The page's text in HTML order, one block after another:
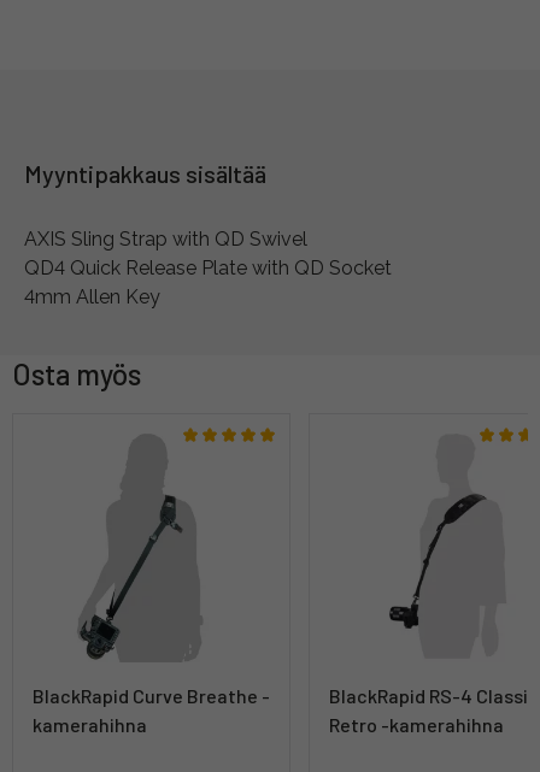
Myyntipakkaus sisältää
AXIS Sling Strap with QD Swivel
QD4 Quick Release Plate with QD Socket
4mm Allen Key
Osta myös
BlackRapid Curve Breathe -
kamerahihna
BlackRapid RS-4 Classic
Retro -kamerahihna